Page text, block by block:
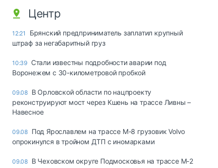
Центр
12:21
Брянский предприниматель заплатил крупный
штраф за негабаритный груз
10:39 Стали известны подробности аварии под
Воронежем с 30-километровой пробкой
09.08 В Орловской области по нацпроекту
реконструируют мост через Кшень на трассе Ливны –
Навесное
09.08 Под Ярославлем на трассе М-8 грузовик Volvo
опрокинулся в тройном ДТП с иномарками
09.08 В Чеховском округе Подмосковья на трассе М-2